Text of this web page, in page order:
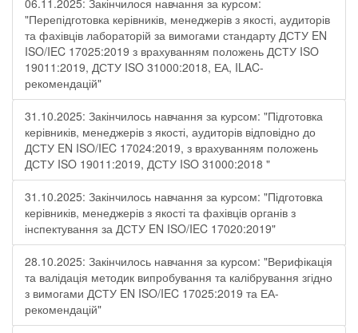
06.11.2025: Закінчилося навчання за курсом:
"Перепідготовка керівників, менеджерів з якості, аудиторів
та фахівців лабораторій за вимогами стандарту ДСТУ EN
ISO/IEC 17025:2019 з врахуванням положень ДСТУ ISO
19011:2019, ДСТУ ISO 31000:2018, ЕА, ILAC-
рекомендацій"
31.10.2025: Закінчилось навчання за курсом: "Підготовка
керівників, менеджерів з якості, аудиторів відповідно до
ДСТУ EN ISO/IEC 17024:2019, з врахуванням положень
ДСТУ ISO 19011:2019, ДСТУ ISO 31000:2018 "
31.10.2025: Закінчилось навчання за курсом: "Підготовка
керівників, менеджерів з якості та фахівців органів з
інспектування за ДСТУ EN ISO/IEC 17020:2019"
28.10.2025: Закінчилось навчання за курсом: "Верифікація
та валідація методик випробування та калібрування згідно
з вимогами ДСТУ EN ISO/IEC 17025:2019 та ЕА-
рекомендацій"